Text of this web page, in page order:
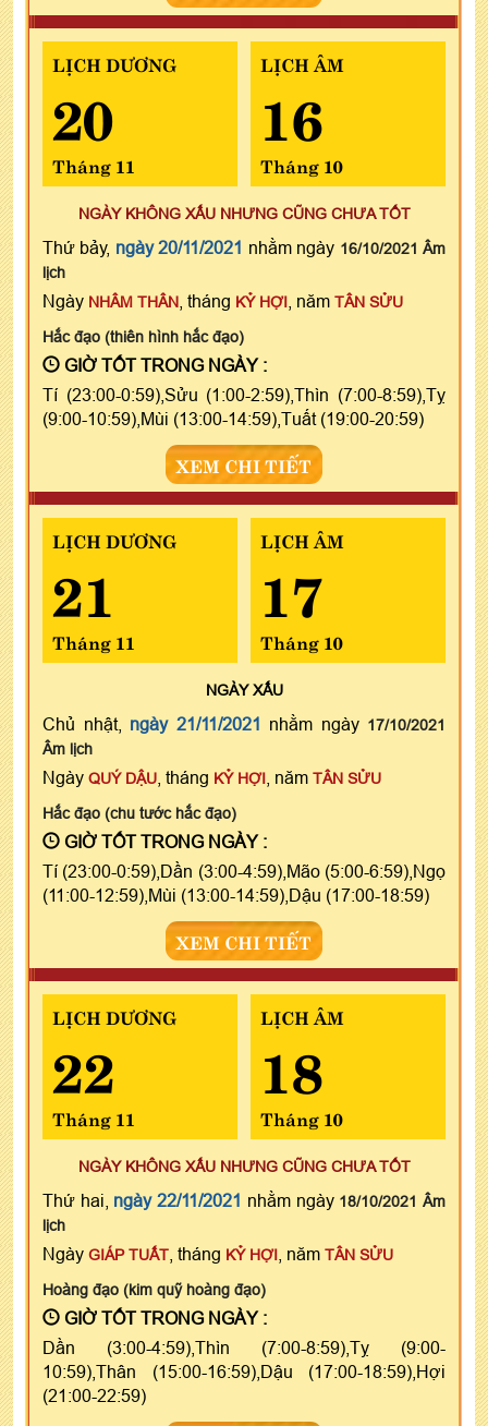
LỊCH DƯƠNG
20
Tháng 11
LỊCH ÂM
16
Tháng 10
NGÀY KHÔNG XẤU NHƯNG CŨNG CHƯA TỐT
Thứ bảy, ngày 20/11/2021 nhằm ngày 16/10/2021 Âm
lịch
Ngày NHÂM THÂN , tháng KỶ HỢI , năm TÂN SỬU
Hắc đạo (thiên hình hắc đạo)
GIỜ TỐT TRONG NGÀY :
Tí (23:00-0:59),Sửu (1:00-2:59),Thìn (7:00-8:59),Tỵ
(9:00-10:59),Mùi (13:00-14:59),Tuất (19:00-20:59)
XEM CHI TIẾT
LỊCH DƯƠNG
21
Tháng 11
LỊCH ÂM
17
Tháng 10
NGÀYXẤU
Chủ nhật, ngày 21/11/2021 nhằm ngày 17/10/2021
Âm lịch
Ngày QUÝ DẬU , tháng KỶ HỢI , năm TÂN SỬU
Hắc đạo (chu tước hắc đạo)
GIỜ TỐT TRONG NGÀY :
Tí (23:00-0:59),Dần (3:00-4:59),Mão (5:00-6:59),Ngọ
(11:00-12:59),Mùi (13:00-14:59),Dậu (17:00-18:59)
XEM CHI TIẾT
LỊCH DƯƠNG
22
Tháng 11
LỊCH ÂM
18
Tháng 10
NGÀY KHÔNG XẤU NHƯNG CŨNG CHƯA TỐT
Thứ hai, ngày 22/11/2021 nhằm ngày 18/10/2021 Âm
lịch
Ngày GIÁP TUẤT , tháng KỶ HỢI , năm TÂN SỬU
Hoàng đạo (kim quỹ hoàng đạo)
GIỜ TỐT TRONG NGÀY :
Dần (3:00-4:59),Thìn (7:00-8:59),Tỵ (9:00-
10:59),Thân (15:00-16:59),Dậu (17:00-18:59),Hợi
(21:00-22:59)